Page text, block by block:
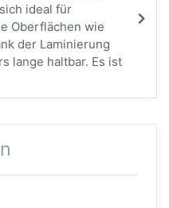
ideal für
Oberflächen wie
der Laminierung
lange haltbar. Es ist